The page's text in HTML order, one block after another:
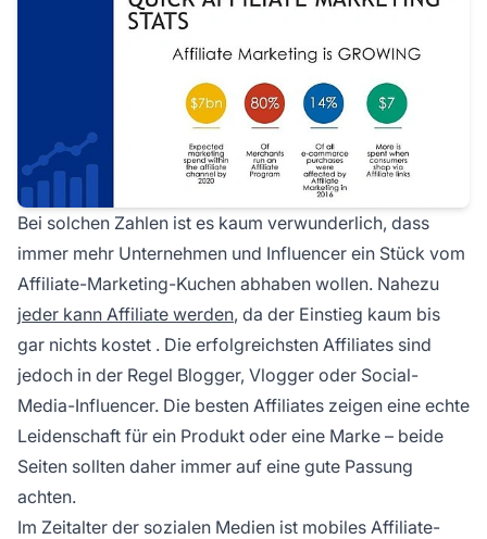
Bei solchen Zahlen ist es kaum verwunderlich, dass
immer mehr Unternehmen und Influencer ein Stück vom
Affiliate-Marketing-Kuchen abhaben wollen. Nahezu
jeder kann Affiliate werden, da der Einstieg kaum bis
gar nichts kostet . Die erfolgreichsten Affiliates sind
jedoch in der Regel Blogger, Vlogger oder Social-
Media-Influencer. Die besten Affiliates zeigen eine echte
Leidenschaft für ein Produkt oder eine Marke – beide
Seiten sollten daher immer auf eine gute Passung
achten.
Im Zeitalter der sozialen Medien ist mobiles Affiliate-